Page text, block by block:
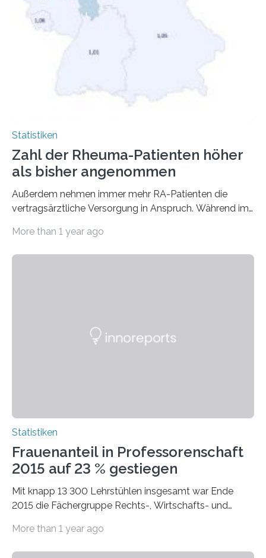
Statistiken
Zahl der Rheuma-Patienten höher
als bisher angenommen
Außerdem nehmen immer mehr RA-Patienten die
vertragsärztliche Versorgung in Anspruch. Während im
More than 1 year ago
Statistiken
Frauenanteil in Professorenschaft
2015 auf 23 % gestiegen
Mit knapp 13 300 Lehrstühlen insgesamt war Ende
2015 die Fächergruppe Rechts-, Wirtschafts- und
bei…
More than 1 year ago